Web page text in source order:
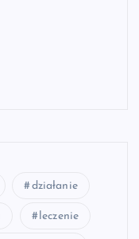
działanie
leczenie